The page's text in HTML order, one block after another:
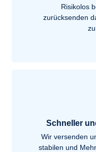
Risikolos
zurücksenden
Schneller
Wir versenden
stabilen und